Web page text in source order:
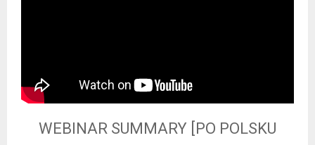
WEBINAR SUMMARY [PO POLSKU